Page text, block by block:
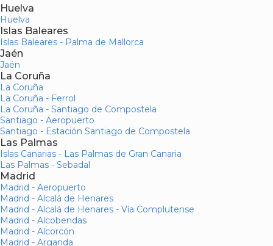
Huelva
Huelva
Islas Baleares
Islas Baleares - Palma de Mallorca
Jaén
Jaén
La Coruña
La Coruña
La Coruña - Ferrol
La Coruña - Santiago de Compostela
Santiago - Aeropuerto
Santiago - Estación Santiago de Compostela
Las Palmas
Islas Canarias - Las Palmas de Gran Canaria
Las Palmas - Sebadal
Madrid
Madrid - Aeropuerto
Madrid - Alcalá de Henares
Madrid - Alcalá de Henares - Vía Complutense
Madrid - Alcobendas
Madrid - Alcorcón
Madrid - Arganda